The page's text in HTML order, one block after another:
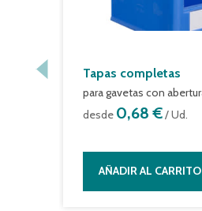
Tapas completas
para gavetas con
desde 0,68 €/ Ud.
AÑADIR AL CARRITO